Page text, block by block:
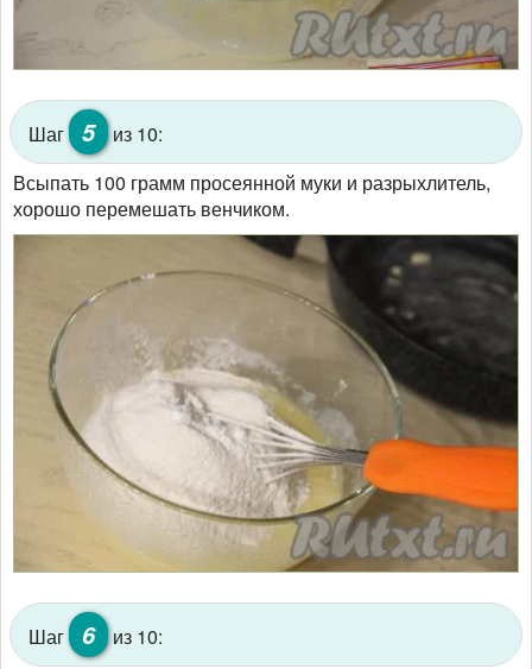
Шаг 5
из 10:
Всыпать 100 грамм просеянной муки и разрыхлитель,
хорошо перемешать венчиком.
Шаг 6
из 10: